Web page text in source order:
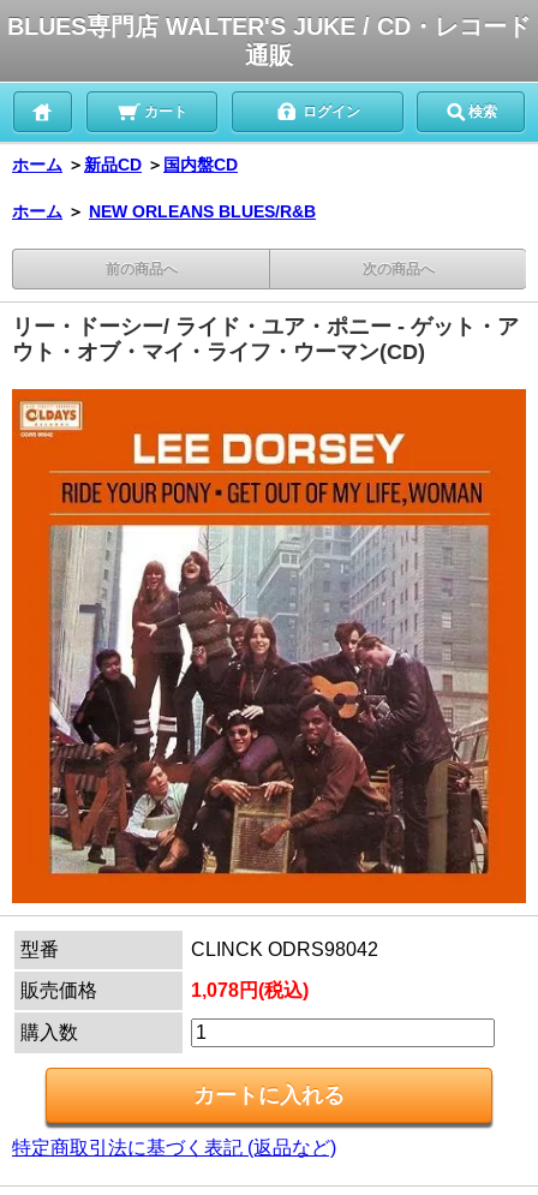
BLUES専門店 WALTER'S JUKE / CD・レコード
通販
カート ログイン 検索
ホーム ＞ 新品CD ＞ 国内盤CD
ホーム ＞ NEW ORLEANS BLUES/R&B
前の商品へ 次の商品へ
リー・ドーシー/ ライド・ユア・ポニー - ゲット・ア
ウト・オブ・マイ・ライフ・ウーマン(CD)
型番
CLINCK ODRS98042
販売価格
1,078円(税込)
購入数
特定商取引法に基づく表記 (返品など)